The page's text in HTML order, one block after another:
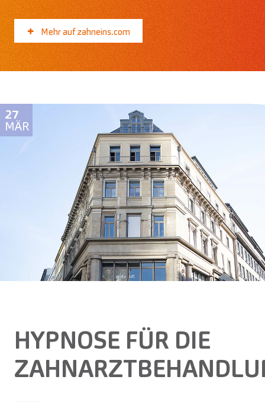
Mehr auf zahneins.com
27
MÄR
HYPNOSE FÜR DIE